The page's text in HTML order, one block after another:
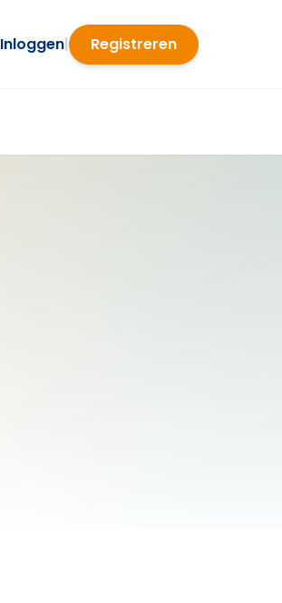
Inloggen| Registreren